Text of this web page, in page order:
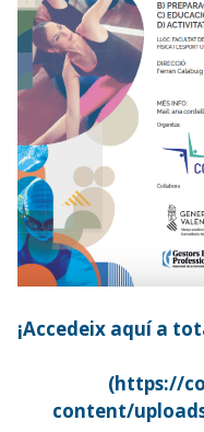
¡Accedeix aquí a
(https://
content/